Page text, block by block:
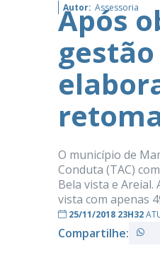
Autor: Assessoria
Após
O município de
Conduta (TAC)
Bela vista e
vista com apenas
25/11/2018 23H32
Compartilhe: